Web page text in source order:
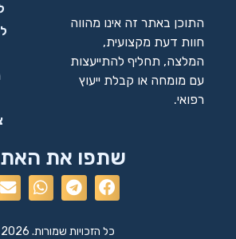
התוכן באתר זה אינו מהווה
חוות דעת מקצועית,
המלצה, תחליף להתייעצות
עם מומחה או קבלת ייעוץ
רפואי.
שתפו את
כל הזכויות שמורות. 2026